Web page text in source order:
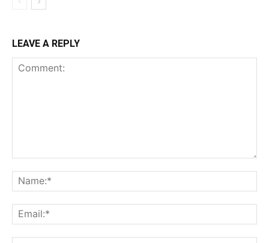
LEAVE A REPLY